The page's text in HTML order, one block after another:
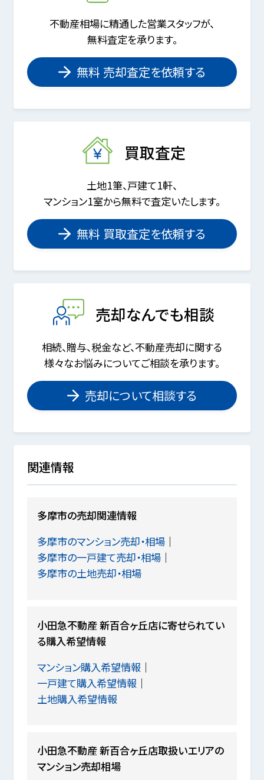
不動産相場に精通した営業スタッフが、
無料査定を承ります。
無料 売却査定を依頼する
買取査定
土地1筆、戸建て1軒、
マンション1室から無料で査定いたします。
無料 買取査定を依頼する
売却なんでも相談
相続、贈与、税金など、不動産売却に関する
様々なお悩みについてご相談を承ります。
売却について相談する
関連情報
多摩市の売却関連情報
多摩市のマンション売却・相場
多摩市の一戸建て売却・相場
多摩市の土地売却・相場
小田急不動産 新百合ヶ丘店に寄せられてい
る購入希望情報
マンション購入希望情報
一戸建て購入希望情報
土地購入希望情報
小田急不動産 新百合ヶ丘店取扱いエリアの
マンション売却相場